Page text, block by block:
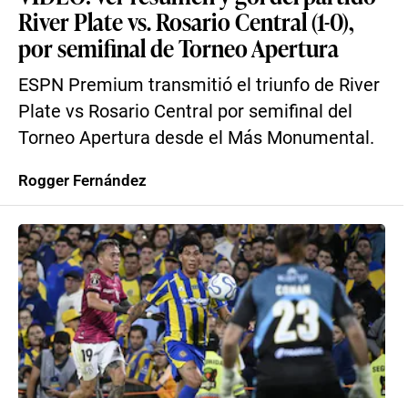
River Plate vs. Rosario Central (1-0),
por semifinal de Torneo Apertura
ESPN Premium transmitió el triunfo de River
Plate vs Rosario Central por semifinal del
Torneo Apertura desde el Más Monumental.
Rogger Fernández